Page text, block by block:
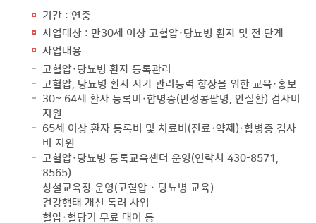
기간 : 연중
사업대상 : 만30세 이상 고혈압·당뇨병 환자 및 전 단계
사업내용
고혈압·당뇨병 환자 등록관리
고혈압, 당뇨병 환자 자가 관리능력 향상을 위한 교육·홍보
30~ 64세 환자 등록비·합병증(만성콩팥병, 안질환) 검사비
지원
65세 이상 환자 등록비 및 치료비(진료·약제)·합병증 검사
비 지원
고혈압·당뇨병 등록교육센터 운영(연락처 430-8571,
8565)
상설교육장 운영(고혈압 · 당뇨병 교육)
건강행태 개선 독려 사업
혈압·혈당기 무료 대여 등